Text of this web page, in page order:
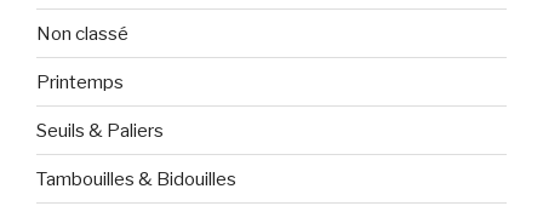
Non classé
Printemps
Seuils & Paliers
Tambouilles & Bidouilles